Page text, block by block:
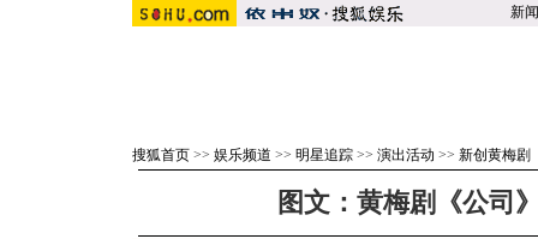
新闻
搜狐首页 >> 娱乐频道 >> 明星追踪 >> 演出活动 >> 新创黄梅剧
图文：黄梅剧《公司